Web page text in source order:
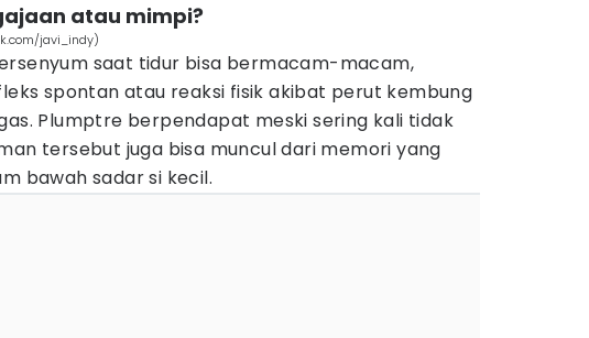
atau mimpi?
javi_indy)
saat tidur bisa bermacam-macam,
spontan atau reaksi fisik akibat perut kembung
Plumptre berpendapat meski sering kali tidak
tersebut juga bisa muncul dari memori yang
bawah sadar si kecil.